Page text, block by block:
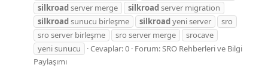
silkroadserver merge silkroadserver migration
silkroadsunucu birleşme silkroadyeni server
sro
sro server birleşme
sro server merge
srocave
yeni sunucu
Cevaplar: 0 Forum:SRO Rehberleri ve Bilgi
Paylaşımı